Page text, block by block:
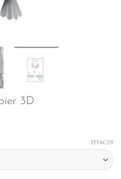
3D
EFFACER